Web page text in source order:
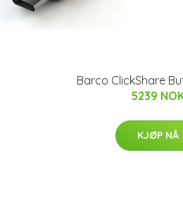
Barco ClickShare
5239
KJØP NÅ